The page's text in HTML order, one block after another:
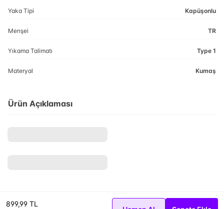
899,99 TL
Yaka Tipi Kapüşonlu
Menşei TR
Yıkama Talimatı Type 1
Materyal Kumaş
Ürün Açıklaması